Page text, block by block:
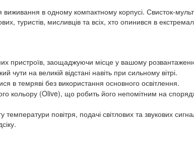
в одному компактному корпусі. Свисток-
туристів, мисливців та всіх, хто опинився в
пристроїв, заощаджуючи місце у вашому
чути на великій відстані навіть при сильному вітрі.
в темряві без використання основного освітлення.
кольору (Olive), що робить його непомітним на
температури повітря, подачі світлових та звукових